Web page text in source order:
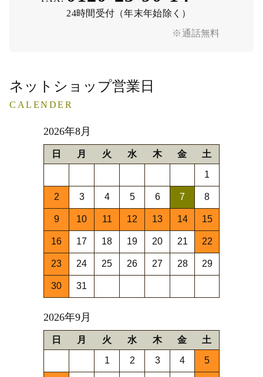
※通話無料
24時間受付（年末年始除く）
ネットショップ営業日
CALENDER
2026年8月
日 月 火 水 木 金 土
1
2 3 4 5 6 7 8
9 10 11 12 13 14 15
16 17 18 19 20 21 22
23 24 25 26 27 28 29
30 31
2026年9月
日 月 火 水 木 金 土
1 2 3 4 5